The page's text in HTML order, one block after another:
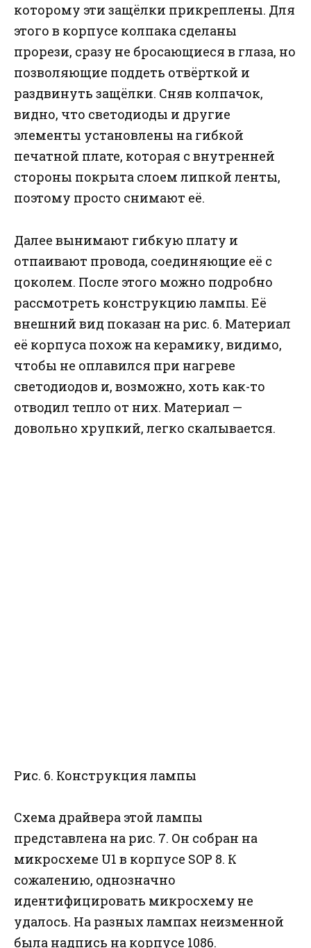
которому эти защёлки прикреплены. Для
этого в корпусе колпака сделаны
прорези, сразу не бросающиеся в глаза, но
позволяющие поддеть отвёрткой и
раздвинуть защёлки. Сняв колпачок,
видно, что светодиоды и другие
элементы установлены на гибкой
печатной плате, которая с внутренней
стороны покрыта слоем липкой ленты,
поэтому просто снимают её.
Далее вынимают гибкую плату и
отпаивают провода, соединяющие её с
цоколем. После этого можно подробно
рассмотреть конструкцию лампы. Её
внешний вид показан на рис. 6. Материал
её корпуса похож на керамику, видимо,
чтобы не оплавился при нагреве
светодиодов и, возможно, хоть как-то
отводил тепло от них. Материал —
довольно хрупкий, легко скалывается.
Рис. 6. Конструкция лампы
Схема драйвера этой лампы
представлена на рис. 7. Он собран на
микросхеме U1 в корпусе SOP 8. К
сожалению, однозначно
идентифицировать микросхему не
удалось. На разных лампах неизменной
была надпись на корпусе 1086.